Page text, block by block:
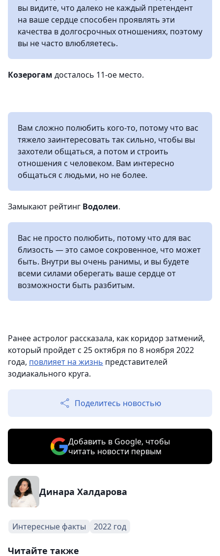
вы видите, что далеко не каждый претендент
на ваше сердце способен проявлять эти
качества в долгосрочных отношениях, поэтому
вы не часто влюбляетесь.
Козерогам досталось 11-ое место.
Вам сложно полюбить кого-то, потому что вас
тяжело заинтересовать так сильно, чтобы вы
захотели общаться, а потом и строить
отношения с человеком. Вам интересно
общаться с людьми, но не более.
Замыкают рейтинг Водолеи.
Вас не просто полюбить, потому что для вас
близость — это самое сокровенное, что может
быть. Внутри вы очень ранимы, и вы будете
всеми силами оберегать ваше сердце от
возможности быть разбитым.
Ранее астролог рассказала, как коридор затмений,
который пройдет с 25 октября по 8 ноября 2022
года, повлияет на жизнь представителей
зодиакального круга.
Поделитесь новостью
Добавить в Google, чтобы
читать новости первым
Динара Халдарова
Интересные факты 2022 год
Читайте также